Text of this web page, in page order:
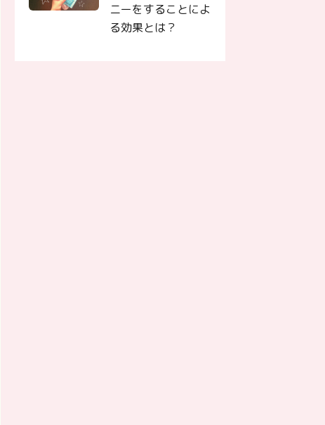
ニーをすることによ
る効果とは？